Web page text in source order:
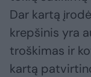
Dar kartą
krepšinis yra
troškimas ir
kartą